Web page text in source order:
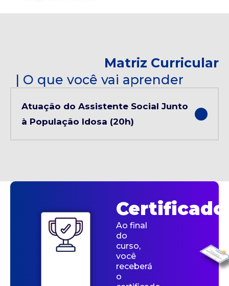
Matriz Curricular
| O que você vai aprender
Atuação do Assistente Social Junto
à População Idosa (20h)
Certificado
Ao final
do
curso,
você
receberá
o